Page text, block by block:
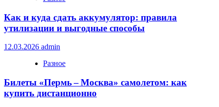
Как и куда сдать аккумулятор: правила
утилизации и выгодные способы
12.03.2026 admin
Разное
Билеты «Пермь – Москва» самолетом: как
купить дистанционно